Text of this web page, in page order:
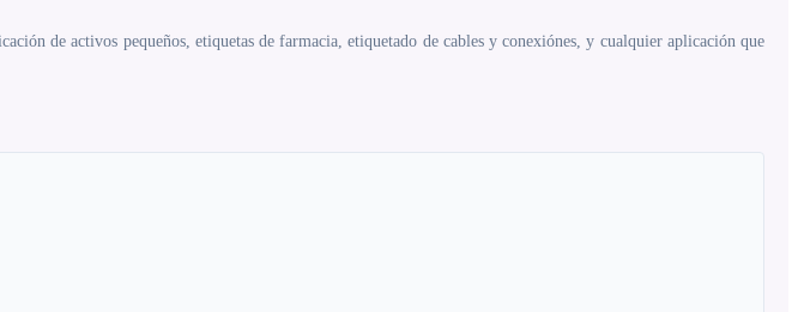
de activos pequeños, etiquetas de farmacia, etiquetado de cables y conexiónes, y cualquier aplicación que